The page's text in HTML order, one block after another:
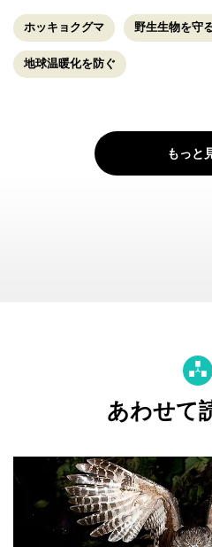
ホッキョクグマ 野生生物を守
地球温暖化を防ぐ
もっと
あわせて